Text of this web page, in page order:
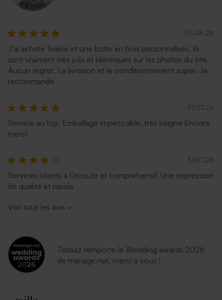
01.08.26
J'ai acheté 1valise et une boîte en bois personnalisés, ils
sont vraiment très jolis et identiques sur les photos du site.
Aucun regret. La livraison et le conditionnement super. Je
recommande
31.07.26
Service au top. Emballage impeccable, très soigné Encore
merci
31.07.26
Services clients à l’écoute et compréhensif. Une impression
de qualité et rapide
Voir tous les avis >
Tadaaz remporte le Wedding awards 2026
de mariage.net, merci à vous !